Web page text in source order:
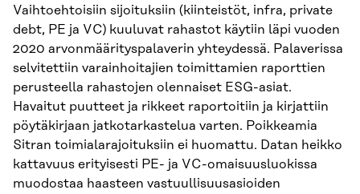
Vaihtoehtoisiin sijoituksiin (kiinteistöt, infra, private
debt, PE ja VC) kuuluvat rahastot käytiin läpi vuoden
2020 arvonmäärityspalaverin yhteydessä. Palaverissa
selvitettiin varainhoitajien toimittamien raporttien
perusteella rahastojen olennaiset ESG-asiat.
Havaitut puutteet ja rikkeet raportoitiin ja kirjattiin
pöytäkirjaan jatkotarkastelua varten. Poikkeamia
Sitran toimialarajoituksiin ei huomattu. Datan heikko
kattavuus erityisesti PE- ja VC-omaisuusluokissa
muodostaa haasteen vastuullisuusasioiden